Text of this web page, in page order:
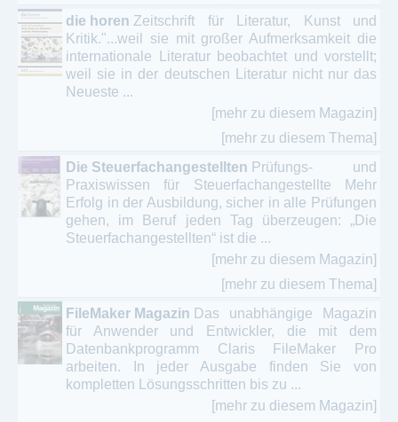
die horen Zeitschrift für Literatur, Kunst und
Kritik."...weil sie mit großer Aufmerksamkeit die
internationale Literatur beobachtet und vorstellt;
weil sie in der deutschen Literatur nicht nur das
Neueste ...
[mehr zu diesem Magazin]
[mehr zu diesem Thema]
Die Steuerfachangestellten Prüfungs- und
Praxiswissen für Steuerfachangestellte Mehr
Erfolg in der Ausbildung, sicher in alle Prüfungen
gehen, im Beruf jeden Tag überzeugen: „Die
Steuerfachangestellten“ ist die ...
[mehr zu diesem Magazin]
[mehr zu diesem Thema]
FileMaker Magazin Das unabhängige Magazin
für Anwender und Entwickler, die mit dem
Datenbankprogramm Claris FileMaker Pro
arbeiten. In jeder Ausgabe finden Sie von
kompletten Lösungsschritten bis zu ...
[mehr zu diesem Magazin]